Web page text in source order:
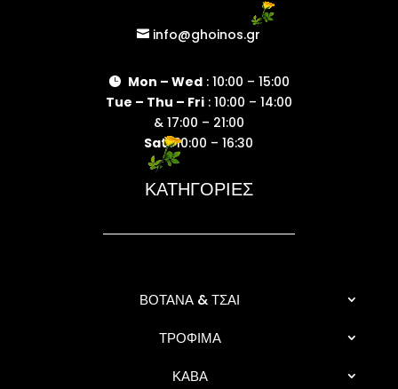
 info@ghoinos.gr
 Mon – Wed: 10:00 – 15:00
Tue – Thu – Fri: 10:00 – 14:00
& 17:00 – 21:00
Sat: 10:00 – 16:30
ΚΑΤΗΓΟΡΙΕΣ
ΒΟΤΑΝΑ & ΤΣΑΙ
ΤΡΟΦΙΜΑ
ΚΑΒΑ